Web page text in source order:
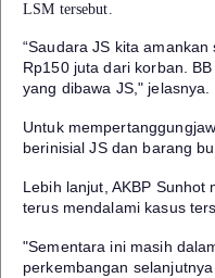
LSM tersebut.
“Saudara JS kita
Rp150 juta dari korban.
yang dibawa JS," jelasnya.
Untuk
berinisial JS dan barang
Lebih lanjut, AKBP Sunhot
terus mendalami kasus
"Sementara ini masih
perkembangan